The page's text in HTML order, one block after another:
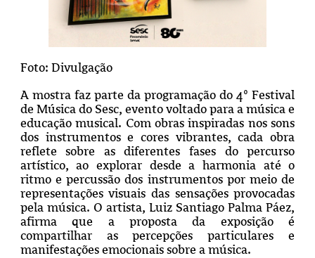
Foto: Divulgação
A mostra faz parte da programação do 4º Festival
de Música do Sesc, evento voltado para a música e
educação musical. Com obras inspiradas nos sons
dos instrumentos e cores vibrantes, cada obra
reflete sobre as diferentes fases do percurso
artístico, ao explorar desde a harmonia até o
ritmo e percussão dos instrumentos por meio de
representações visuais das sensações provocadas
pela música. O artista, Luiz Santiago Palma Páez,
afirma que a proposta da exposição é
compartilhar as percepções particulares e
manifestações emocionais sobre a música.